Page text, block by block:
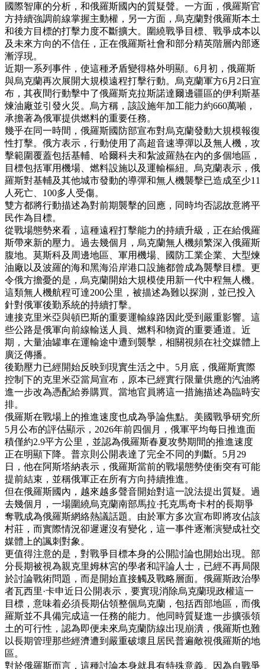
國際智庫的分析，和俄羅斯國內的質疑聲。一方面，俄羅斯官
方持續強調前線掌握主動權，另一方面，烏克蘭對俄羅斯本土
和後方目標的打擊力度不斷擴大。圍繞戰爭目標、戰爭成本以
及未來方向的不信任，正在俄羅斯社會和部分精英階層內部逐
漸浮現。
近期一系列事件，使這種矛盾變得格外明顯。6月初，俄羅斯
與烏克蘭再次展開大規模遠程打擊行動。烏克蘭軍方6月2日宣
布，其夜間行動擊中了俄羅斯克拉斯諾達爾邊疆區的伊利斯基
煉油廠並引發火災。烏方稱，該設施年加工能力約660萬噸，
承擔著為俄軍提供燃料的重要任務。
幾乎在同一時間，俄羅斯國防部宣布對烏克蘭發動大規模報復
性打擊。俄方表示，行動使用了高超音速導彈以及無人機，攻
擊範圍覆蓋包括基輔、哈爾科夫和紮波羅熱在內的多個地區，
目標包括軍用機場、燃料設施以及運輸樞紐。烏克蘭表示，俄
羅斯對基輔及其他城市發動的導彈和無人機襲擊已造成至少11
人死亡、100多人受傷。
雙方都將行動描述為對前期襲擊的回應，同時均否認故意將平
民作為目標。
從戰場態勢來看，這種遠程打擊能力的持續升級，正在給俄羅
斯帶來新的壓力。過去幾個月，烏克蘭無人機頻繁深入俄羅斯
腹地。莫斯科及周邊地區、軍用機場、國防工業企業、大型煉
油廠以及波羅的海和黑海沿岸港口設施都曾成為襲擊目標。更
令俄方擔憂的是，烏克蘭開始大規模使用新一代中程無人機。
這類無人機航程可達200公里，被描述為難以探測，並已投入
針對俄軍後勤系統的持續打擊。
連接克里米亞與頓巴斯的重要運輸線路因此受到嚴重影響。這
些公路是俄軍向前線輸送人員、燃料和物資的重要通道。近
期，大量油罐車在運輸途中遭到襲擊，相關視頻在社交媒體上
廣泛傳播。
後勤壓力已經開始反映到現實生活之中。5月底，俄羅斯實際
控制下的克里米亞當局宣布，原本已經實行限量供應的汽油將
進一步改為憑配給券購買。當地官員將這一措施描述為臨時安
排。
俄羅斯在戰場上的推進速度也成為爭論焦點。美國戰爭研究所
5月公布的評估顯示，2026年前四個月，俄軍平均每日推進面
積僅約2.9平方公里，並認為俄羅斯春夏攻勢期間的推進速度
正在明顯下降。普京則公開表達了完全不同的判斷。5月29
日，他在阿斯塔納表示，俄羅斯當前的戰場態勢使衝突有可能
提前結束，並稱俄軍正在所有方向持續推進。
但在俄羅斯國內，越來越多聲音開始對這一說法提出質疑。過
去幾個月，一場圍繞烏克蘭南部馬拉·托克馬奇卡村的長期爭
奪戰成為俄羅斯網絡熱議話題。由於軍方多次宣布即將攻佔該
村莊，而實際情況卻遲遲沒有變化，這一事件逐漸演變成社交
媒體上的諷刺對象。
更值得注意的是，對戰爭目標本身的公開討論也開始出現。部
分長期被視為親克里姆林宮的學者和評論人士，已經不再局限
於討論戰術問題，而是開始直接觸及戰略層面。俄羅斯政治學
者瓦西里·卡申近日公開表示，要實現消除烏克蘭現政權這一
目標，意味着必須長期佔領整個烏克蘭，包括西部地區，而俄
羅斯並不具備完成這一任務的能力。他同時質疑進一步擴張領
土的可行性，認為即便未來烏克蘭防線出現崩潰，俄羅斯也難
以長期管理那些經濟遭到嚴重破壞且居民普遍敵視俄羅斯的地
區。
對於俄羅斯而言，這種討論本身就具有特殊意義。因為自戰爭